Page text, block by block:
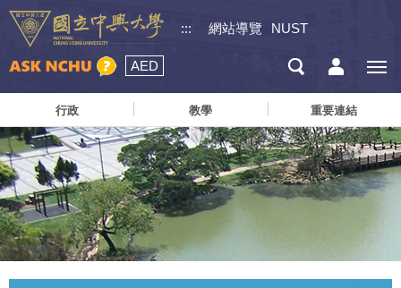
::: 網站導覽 NUST
AED
行政 教學 重要連結